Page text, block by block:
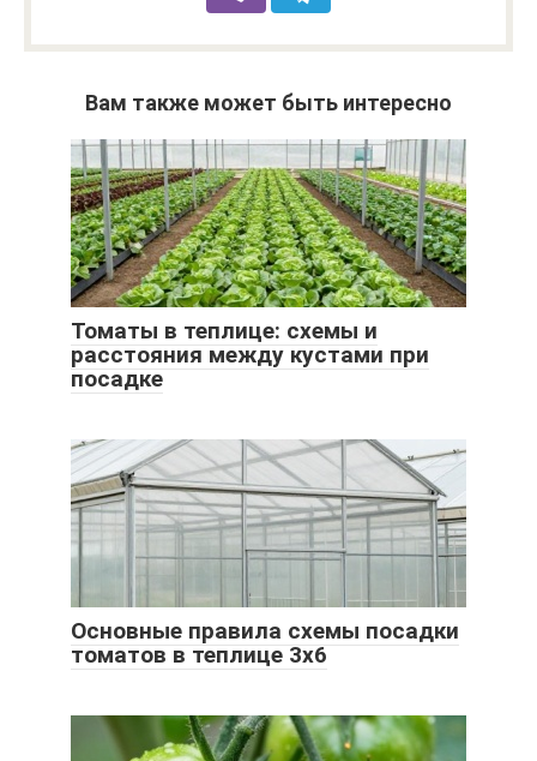
Вам также может быть интересно
Томаты в теплице: схемы и
расстояния между кустами при
посадке
Основные правила схемы посадки
томатов в теплице 3х6